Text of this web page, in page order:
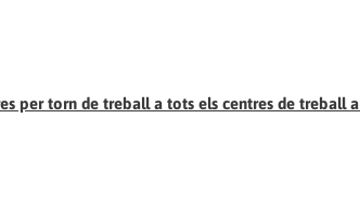
per torn de treball a tots els centres de treball a